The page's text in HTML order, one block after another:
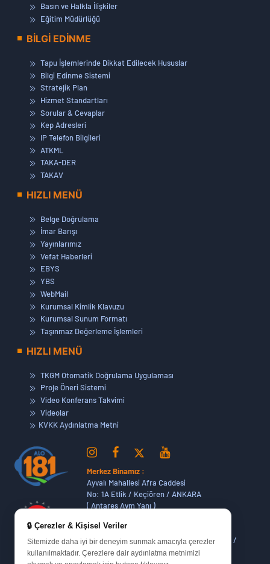
🔒 Çerezler & Kişisel Veriler
Sitemizde daha iyi bir deneyim sunmak amacıyla çerezler
kullanılmaktadır. Çerezlere dair aydınlatma metnimizi
Basın ve Halkla İlişkiler
Eğitim Müdürlüğü
BİLGİ EDİNME
Tapu İşlemlerinde Dikkat Edilecek Hususlar
Bilgi Edinme Sistemi
Stratejik Plan
Hizmet Standartları
Sorular & Cevaplar
Kep Adresleri
IP Telefon Bilgileri
ATKML
TAKA-DER
TAKAV
HIZLI MENÜ
Belge Doğrulama
İmar Barışı
Yayınlarımız
Vefat Haberleri
EBYS
YBS
WebMail
Kurumsal Kimlik Klavuzu
Kurumsal Sunum Formatı
Taşınmaz Değerleme İşlemleri
HIZLI MENÜ
TKGM Otomatik Doğrulama Uygulaması
Proje Öneri Sistemi
Video Konferans Takvimi
Videolar
KVKK Aydınlatma Metni
Merkez Binamız :
Ayvalı Mahallesi Afra Caddesi
No: 1A Etlik / Keçiören / ANKARA
( Antares Avm Yanı )
Dikmen Hizmet Binamız :
Dikmen Caddesi No:14 (06420) Bakanlıklar /
ANKARA